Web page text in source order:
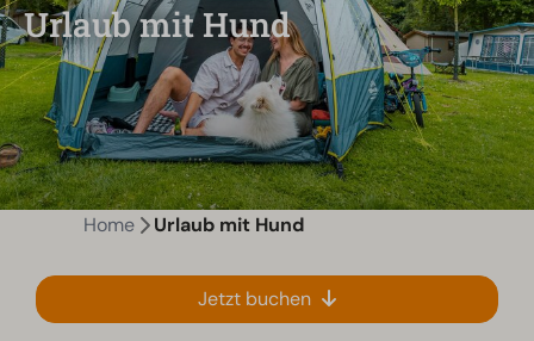
Urlaub mit Hund
Home Urlaub mit Hund
Jetzt buchen